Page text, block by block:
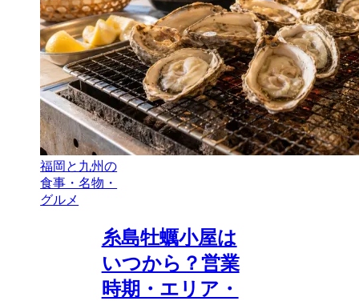
福岡と九州の
食事・名物・
グルメ
糸島牡蠣小屋は
いつから？営業
時期・エリア・